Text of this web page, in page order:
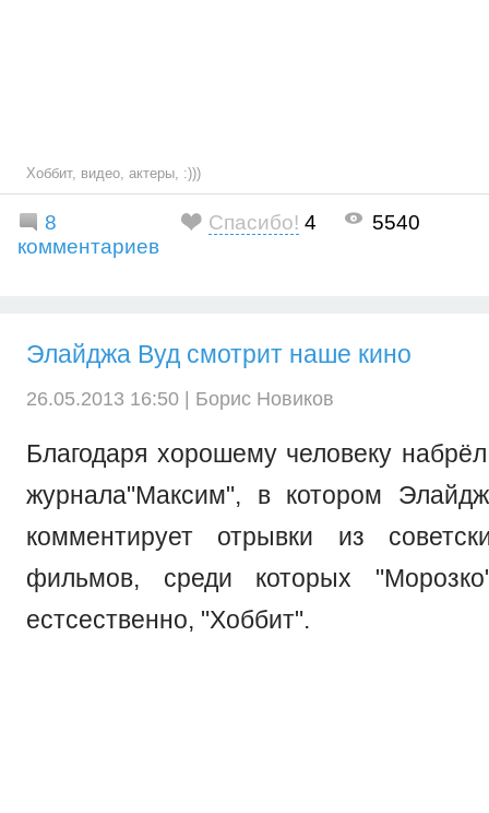
Хоббит, видео, актеры, :)))
8
комментариев
Спасибо! 4 5540
Элайджа Вуд смотрит наше кино
26.05.2013 16:50 | Борис Новиков
Благодаря хорошему человеку
журнала"Максим", в котором
комментирует отрывки из
фильмов, среди которых
естсественно, "Хоббит".